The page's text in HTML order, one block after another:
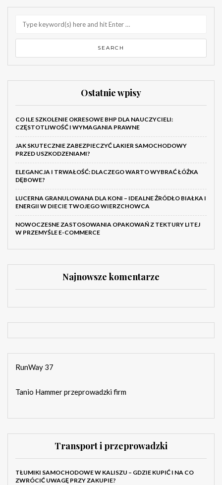
Ostatnie wpisy
CO ILE SZKOLENIE OKRESOWE BHP DLA NAUCZYCIELI:
CZĘSTOTLIWOŚĆ I WYMAGANIA PRAWNE
JAK SKUTECZNIE ZABEZPIECZYĆ LAKIER SAMOCHODOWY
PRZED USZKODZENIAMI?
ELEGANCJA I TRWAŁOŚĆ: DLACZEGO WARTO WYBRAĆ ŁÓŻKA
DĘBOWE?
LUCERNA GRANULOWANA DLA KONI – IDEALNE ŹRÓDŁO BIAŁKA I
ENERGII W DIECIE TWOJEGO WIERZCHOWCA
NOWOCZESNE ZASTOSOWANIA OPAKOWAŃ Z TEKTURY LITEJ
W PRZEMYŚLE E-COMMERCE
Najnowsze komentarze
RunWay 37
Tanio Hammer przeprowadzki firm
Transport i przeprowadzki
TŁUMIKI SAMOCHODOWE W KALISZU – GDZIE KUPIĆ I NA CO
ZWRÓCIĆ UWAGĘ PRZY ZAKUPIE?